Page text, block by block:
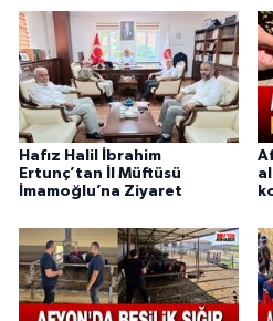
Hafız Halil İbrahim
Ertunç’tan İl Müftüsü
İmamoğlu’na Ziyaret